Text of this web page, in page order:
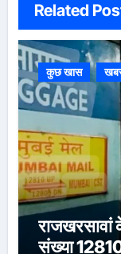
Related
कुछ खास
राजखरसावां
संख्या 12810